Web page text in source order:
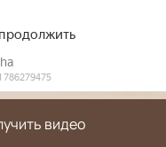
видео